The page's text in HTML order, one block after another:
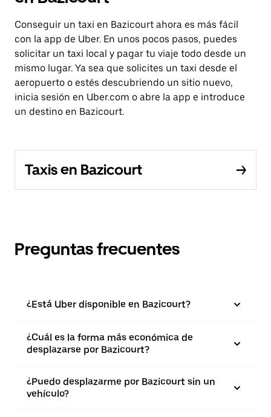
Conseguir un taxi en Bazicourt ahora es más fácil
con la app de Uber. En unos pocos pasos, puedes
solicitar un taxi local y pagar tu viaje todo desde un
mismo lugar. Ya sea que solicites un taxi desde el
aeropuerto o estés descubriendo un sitio nuevo,
inicia sesión en Uber.com o abre la app e introduce
un destino en Bazicourt.
Taxis en Bazicourt
Preguntas frecuentes
¿Está Uber disponible en Bazicourt?
¿Cuál es la forma más económica de
desplazarse por Bazicourt?
¿Puedo desplazarme por Bazicourt sin un
vehículo?